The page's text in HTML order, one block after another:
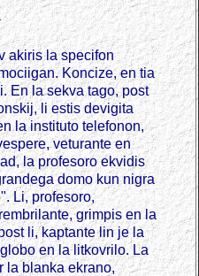
akiris la specifon
Koncize, en tia
En la sekva tago, post
li estis devigita
la instituto telefonon,
veturante en
la profesoro ekvidis
domo kun nigra
Li, profesoro,
grimpis en la
li, kaptante lin je la
en la litkovrilo. La
la blanka ekrano,